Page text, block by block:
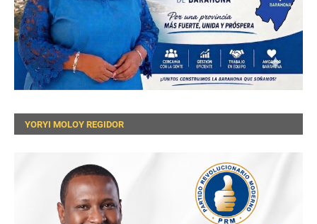
YORYI MOLOY REGIDOR